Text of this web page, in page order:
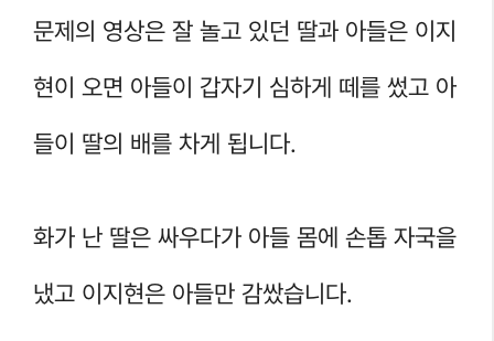
문제의 영상은 잘 놀고 있던 딸과 아들은 이지
현이 오면 아들이 갑자기 심하게 떼를 썼고 아
들이 딸의 배를 차게 됩니다.
화가 난 딸은 싸우다가 아들 몸에 손톱 자국을
냈고 이지현은 아들만 감쌌습니다.